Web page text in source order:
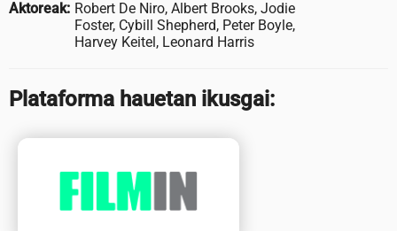
Aktoreak: Robert De Niro, Albert Brooks, Jodie
Foster, Cybill Shepherd, Peter Boyle,
Harvey Keitel, Leonard Harris
Plataforma hauetan ikusgai: